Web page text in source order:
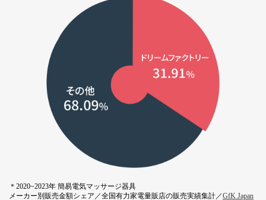
＊2020~2023年 簡易電気マッサージ器具
メーカー別販売金額シェア／全国有力家電量販店の販売実績集計／GfK Japan